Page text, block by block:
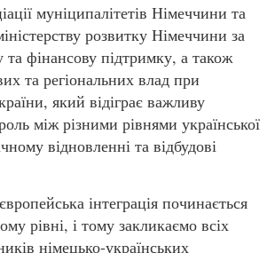
муніципалітетів Німеччини та
розвитку Німеччини за
та фінансову підтримку, а також
та регіональних влад при
який відіграє важливу
між різними рівнями української
відновленні та відбудові
інтеграція починається
рівні, і тому закликаємо всіх
німецько-українських